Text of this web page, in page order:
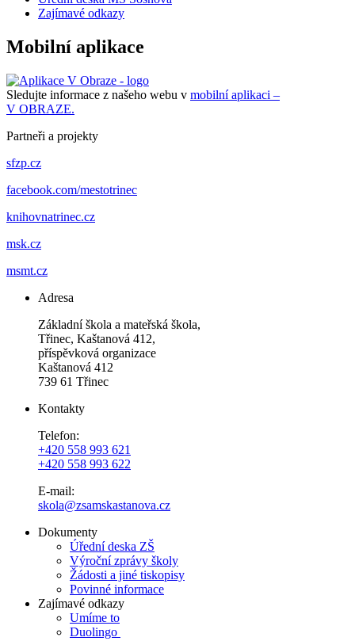
Zajímavé odkazy
Mobilní aplikace
Sledujte informace z našeho webu v mobilní aplikaci –
V OBRAZE.
Partneři a projekty
sfzp.cz
facebook.com/mestotrinec
knihovnatrinec.cz
msk.cz
msmt.cz
Adresa
Základní škola a mateřská škola,
Třinec, Kaštanová 412,
příspěvková organizace
Kaštanová 412
739 61 Třinec
Kontakty
Telefon:
+420 558 993 621
+420 558 993 622
E-mail:
skola@zsamskastanova.cz
Dokumenty
Úřední deska ZŠ
Výroční zprávy školy
Žádosti a jiné tiskopisy
Povinné informace
Zajímavé odkazy
Umíme to
Duolingo